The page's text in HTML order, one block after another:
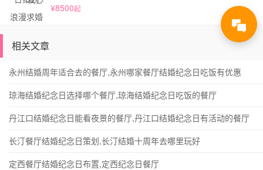
¥8500起
相关文章
永州结婚周年适合去的餐厅,永州哪家餐厅结婚纪念日吃饭有优惠
琼海结婚纪念日选择哪个餐厅,琼海结婚纪念日吃饭的餐厅
丹江口结婚纪念日能看夜景的餐厅,丹江口结婚纪念日有活动的餐厅
长汀餐厅结婚纪念日策划,长汀结婚十周年去哪里玩好
定西餐厅结婚纪念日布置,定西纪念日餐厅